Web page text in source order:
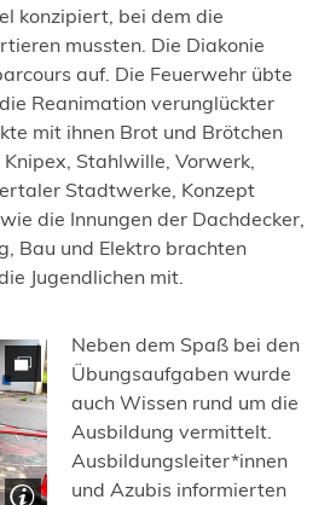
konzipiert, bei dem die
mussten. Die Diakonie
auf. Die Feuerwehr übte
Reanimation verunglückter
mit ihnen Brot und Brötchen
Stahlwille, Vorwerk,
Stadtwerke, Konzept
die Innungen der Dachdecker,
Bau und Elektro brachten
Jugendlichen mit.
Neben dem Spaß bei den
Übungsaufgaben wurde
auch Wissen rund um die
Ausbildung vermittelt.
Ausbildungsleiter*innen
und Azubis informierten